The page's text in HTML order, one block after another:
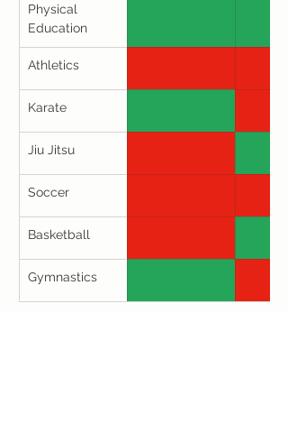
Physical
Education
Athletics
Karate
Jiu Jitsu
Soccer
Basketball
Gymnastics